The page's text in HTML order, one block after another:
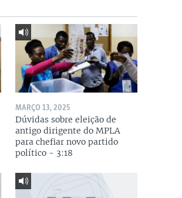
MARÇO 13, 2025
Dúvidas sobre eleição de
antigo dirigente do MPLA
para chefiar novo partido
político - 3:18